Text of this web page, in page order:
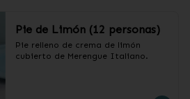
Pie de Limón (12 personas)
Pie relleno de crema de limón
cubierto de Merengue Italiano.